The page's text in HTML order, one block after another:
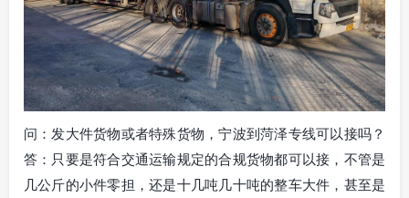
问：发大件货物或者特殊货物，宁波到菏泽专线可以接吗？
答：只要是符合交通运输规定的合规货物都可以接，不管是
几公斤的小件零担，还是十几吨几十吨的整车大件，甚至是